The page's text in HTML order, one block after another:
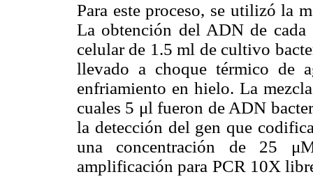
Para este proceso, se utilizó la
La obtención del ADN de
celular de 1.5 ml de cultivo
llevado a choque térmico de
enfriamiento en hielo. La
cuales 5 μl fueron de ADN
la detección del gen que
una concentración de 25
amplificación para PCR 10X